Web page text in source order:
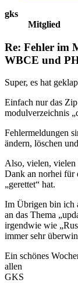
gks
Mitglied
Re: Fehler im
WBCE und
Super, es hat
Einfach nur das
modulverzeichnis
Fehlermeldungen
ändern, löschen
Also, vielen,
Dank an norhei für
„gerettet“ hat.
Im Übrigen bin ich
an das Thema
irgendwie wie
immer sehr
Ein schönes
allen
GKS